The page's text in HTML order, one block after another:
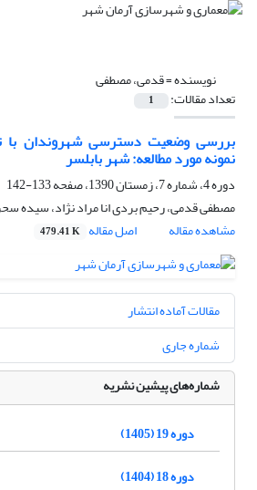
نویسنده =قدمی، مصطفی
تعداد مقالات: 1
بررسی وضعیت دسترسی شهروندان با
نمونه مورد مطالعه: شهر بابلسر
دوره 4، شماره 7، زمستان 1390، صفحه
133-142
مصطفی قدمی، رحیم بردی انا مراد نژاد، سیده
مشاهده مقاله
اصل مقاله 479.41 K
مقالات آماده انتشار
شماره جاری
شماره‌های پیشین نشریه
دوره 19 (1405)
دوره 18 (1404)